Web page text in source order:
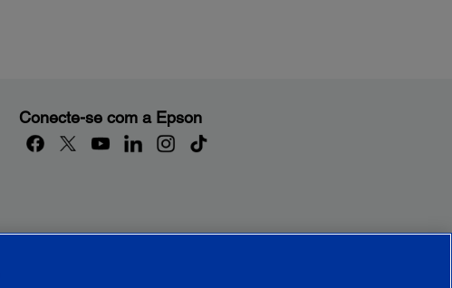
Conecte-se com a Epson